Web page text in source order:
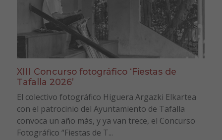
XIII Concurso fotográfico ‘Fiestas de
Tafalla 2026’
El colectivo fotográfico Higuera Argazki Elkartea
con el patrocinio del Ayuntamiento de Tafalla
convoca un año más, y ya van trece, el Concurso
Fotográfico “Fiestas de T...